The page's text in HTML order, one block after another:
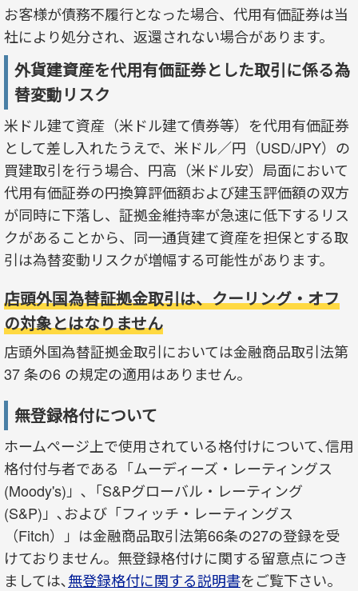
お客様が債務不履行となった場合、代用有価証券は当
社により処分され、返還されない場合があります。
外貨建資産を代用有価証券とした取引に係る為
替変動リスク
米ドル建て資産（米ドル建て債券等）を代用有価証券
として差し入れたうえで、米ドル／円（USD/JPY）の
買建取引を行う場合、円高（米ドル安）局面において
代用有価証券の円換算評価額および建玉評価額の双方
が同時に下落し、証拠金維持率が急速に低下するリス
クがあることから、同一通貨建て資産を担保とする取
引は為替変動リスクが増幅する可能性があります。
店頭外国為替証拠金取引は、クーリング・オフ
の対象とはなりません
店頭外国為替証拠金取引においては金融商品取引法第
37 条の6 の規定の適用はありません。
無登録格付について
ホームページ上で使用されている格付けについて､信用
格付付与者である「ムーディーズ・レーティングス
(Moody's)」､「S&Pグローバル・レーティング
(S&P)」､および「フィッチ・レーティングス
（Fitch）」は金融商品取引法第66条の27の登録を受
けておりません。無登録格付けに関する留意点につき
ましては､無登録格付に関する説明書をご覧下さい。